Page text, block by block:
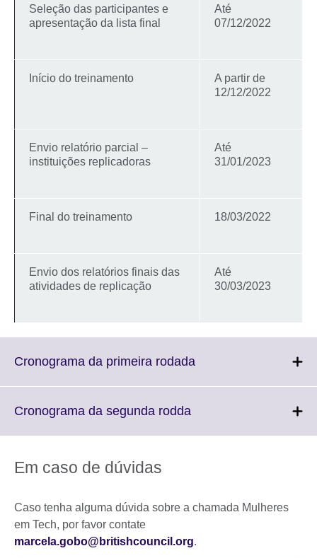
Seleção das participantes e
apresentação da lista final
Até
07/12/2022
Início do treinamento
A partir de
12/12/2022
Envio relatório parcial –
instituições replicadoras
Até
31/01/2023
Final do treinamento 18/03/2022
Envio dos relatórios finais das
atividades de replicação
Até
30/03/2023
Cronograma da primeira rodada
Cronograma da segunda rodda
Em caso de dúvidas
Caso tenha alguma dúvida sobre a chamada Mulheres
em Tech, por favor contate
marcela.gobo@britishcouncil.org.